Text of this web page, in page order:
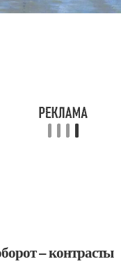
– контрасты